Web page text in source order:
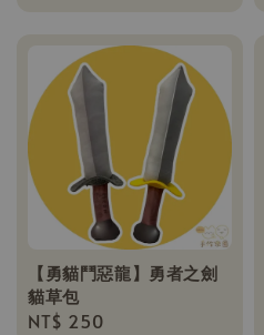
【勇貓鬥惡龍】勇者之劍
貓草包
Regular
NT$ 250